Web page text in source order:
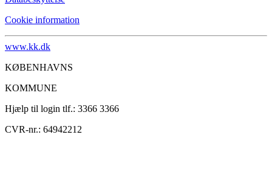
Cookie information
www.kk.dk
KØBENHAVNS
KOMMUNE
Hjælp til login tlf.: 3366 3366
CVR-nr.: 64942212